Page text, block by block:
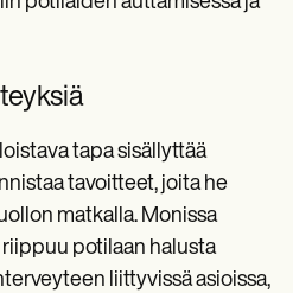
tapa sisällyttää
tavoitteet, joita he
matkalla. Monissa
potilaan halusta
liittyvissä asioissa,